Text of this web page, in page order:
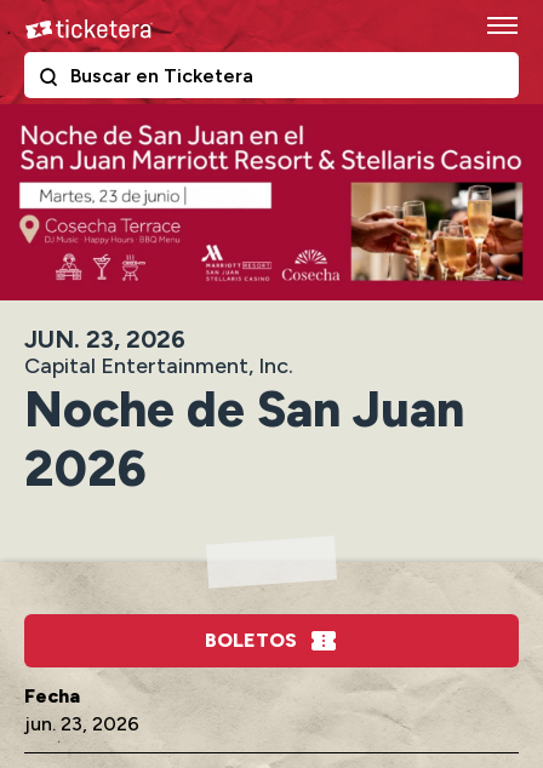
to
content
Accessibility
Buy
Tickets
Search
Ticketera
Ticketera
The following text field filters the results that follow as
JUN. 23, 2026
Capital Entertainment, Inc.
Noche de San Juan
2026
BOLETOS
jun. 23 , 2026